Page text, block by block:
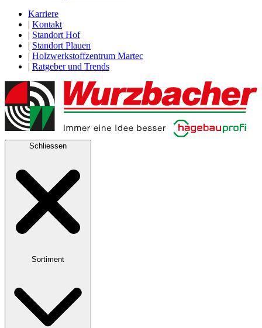
Karriere
| Kontakt
| Standort Hof
| Standort Plauen
| Holzwerkstoffzentrum Martec
| Ratgeber und Trends
Schliessen
Sortiment